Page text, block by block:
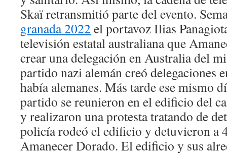
Skaï retransmitió parte del evento.
granada 2022 el portavoz Ilias
televisión estatal australiana que
crear una delegación en Australia del
partido nazi alemán creó delegaciones
había alemanes. Más tarde ese mismo
partido se reunieron en el edificio del
y realizaron una protesta tratando de
policía rodeó el edificio y detuvieron a
Amanecer Dorado. El edificio y sus